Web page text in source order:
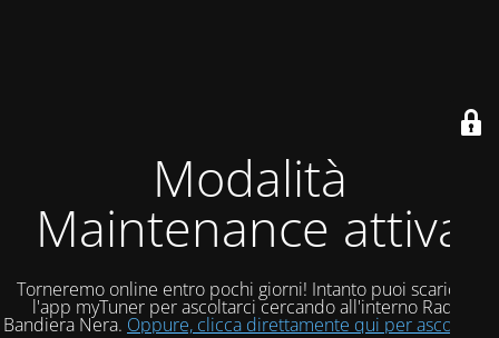
Modalità
Maintenance attiva
Torneremo online entro pochi giorni! Intanto puoi scaricare
l'app myTuner per ascoltarci cercando all'interno Radio
Bandiera Nera. Oppure, clicca direttamente qui per ascoltarci!